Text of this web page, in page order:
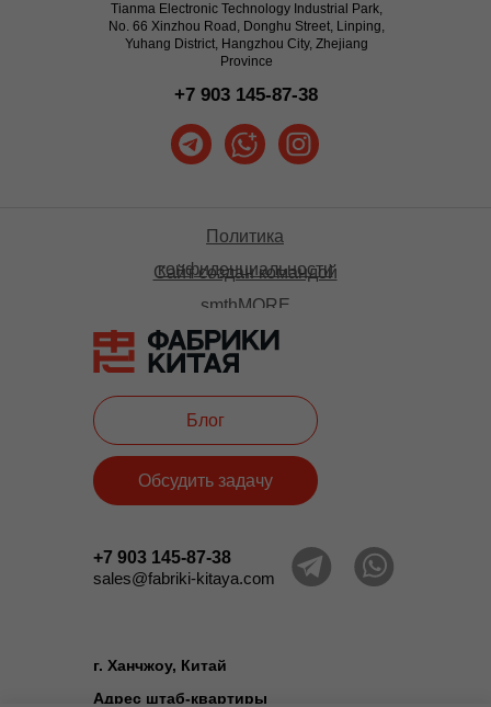
+7 903 145-87-38
Политика
конфиденциальности
Сайт создан командой
smthMORE
Tianma Electronic Technology Industrial Park,
No. 66 Xinzhou Road, Donghu Street, Linping,
Yuhang District, Hangzhou City, Zhejiang
Province
sales@fabriki-kitaya.com
+7 903 145-87-38
Обсудить задачу
Блог
г. Ханчжоу, Китай
Адрес штаб-квартиры